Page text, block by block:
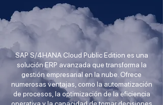
SAP S/4HANA Cloud Public Edition es una
solución ERP avanzada que transforma la
gestión empresarial en la nube. Ofrece
numerosas ventajas, como la automatización
de procesos, la optimización de la eficiencia